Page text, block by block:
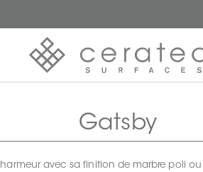
Gatsby
avec sa finition de marbre poli